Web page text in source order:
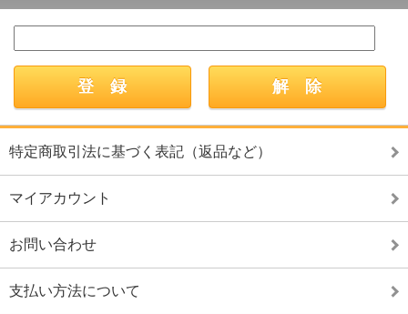
特定商取引法に基づく表記（返品など）
マイアカウント
お問い合わせ
支払い方法について